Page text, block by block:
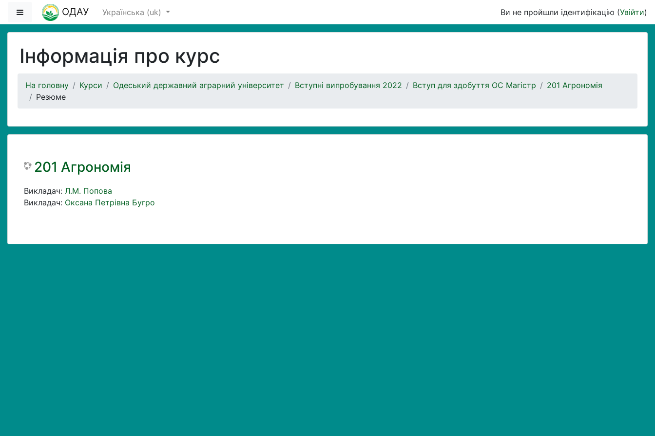
Перейти до головного вмісту
Бокова панель
ОДАУ Українська ‎(uk)‎ Ви не пройшли ідентифікацію (Увійти)
Інформація про курс
На головну Курси Одеський державний аграрний університет Вступні випробування 2022 Вступ для здобуття ОС Магістр
201 Агрономія
Резюме
201 Агрономія
Викладач: Л.М. Попова
Викладач: Оксана Петрівна Бугро